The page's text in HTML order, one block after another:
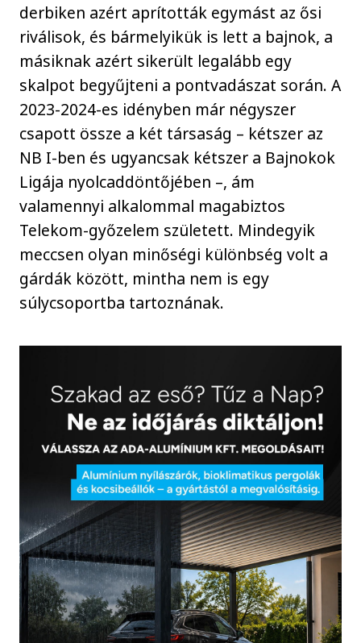
derbiken azért aprították egymást az ősi
riválisok, és bármelyikük is lett a bajnok, a
másiknak azért sikerült legalább egy
skalpot begyűjteni a pontvadászat során. A
2023-2024-es idényben már négyszer
csapott össze a két társaság – kétszer az
NB I-ben és ugyancsak kétszer a Bajnokok
Ligája nyolcaddöntőjében –, ám
valamennyi alkalommal magabiztos
Telekom-győzelem született. Mindegyik
meccsen olyan minőségi különbség volt a
gárdák között, mintha nem is egy
súlycsoportba tartoznának.